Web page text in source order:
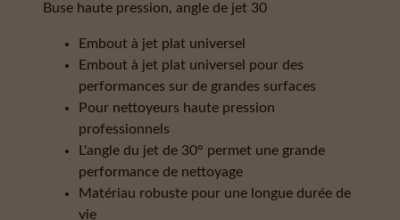
Buse haute pression, angle de jet 30
Embout à jet plat universel
Embout à jet plat universel pour des
performances sur de grandes surfaces
Pour nettoyeurs haute pression
professionnels
L'angle du jet de 30° permet une grande
performance de nettoyage
Matériau robuste pour une longue durée de
vie